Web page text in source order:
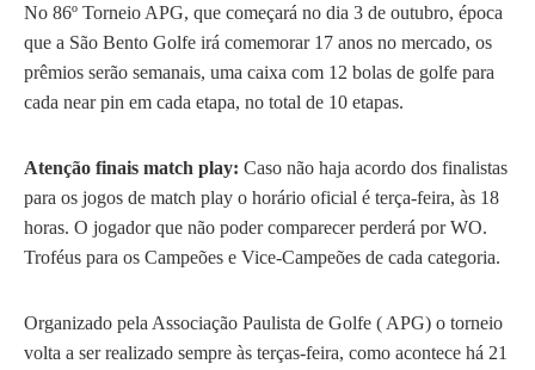
No 86º Torneio APG, que começará no dia 3 de outubro, época
que a São Bento Golfe irá comemorar 17 anos no mercado, os
prêmios serão semanais, uma caixa com 12 bolas de golfe para
cada near pin em cada etapa, no total de 10 etapas.
Atenção finais match play: Caso não haja acordo dos finalistas
para os jogos de match play o horário oficial é terça-feira, às 18
horas. O jogador que não poder comparecer perderá por WO.
Troféus para os Campeões e Vice-Campeões de cada categoria.
Organizado pela Associação Paulista de Golfe ( APG) o torneio
volta a ser realizado sempre às terças-feira, como acontece há 21